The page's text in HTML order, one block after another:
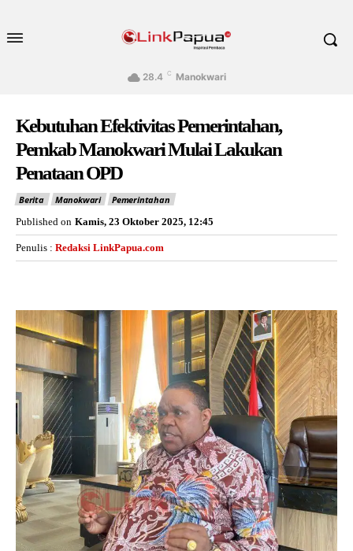
28.4 C Manokwari
Kebutuhan Efektivitas Pemerintahan,
Pemkab Manokwari Mulai Lakukan
Penataan OPD
Berita Manokwari
Pemerintahan
Published on Kamis, 23 Oktober 2025, 12:45
Penulis : Redaksi LinkPapua.com